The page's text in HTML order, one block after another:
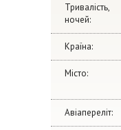
Тривалість,
ночей:
Країна:
Місто:
Авіапереліт: